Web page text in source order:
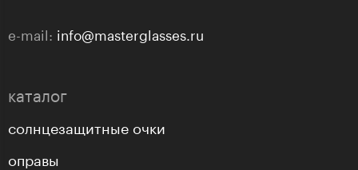
e-mail: info@masterglasses.ru
каталог
солнцезащитные очки
оправы